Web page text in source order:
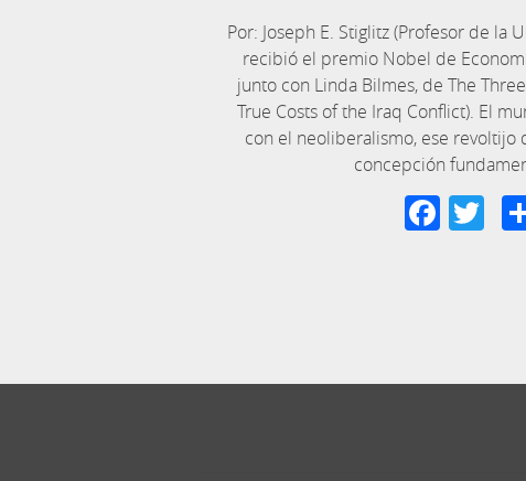
Por: Joseph E. Stiglitz (Profesor de la
recibió el premio Nobel de
junto con Linda Bilmes, de The
True Costs of the Iraq Conflict). El
con el neoliberalismo, ese revoltijo
concepción